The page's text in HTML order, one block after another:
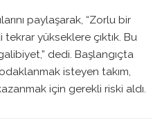
paylaşarak, “Zorlu bir
yükseklere çıktık. Bu
dedi. Başlangıçta
isteyen takım,
için gerekli riski aldı.